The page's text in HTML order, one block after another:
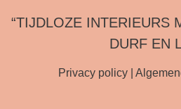
“TIJDLOZE INTERIEURS
DURF EN
Privacy policy